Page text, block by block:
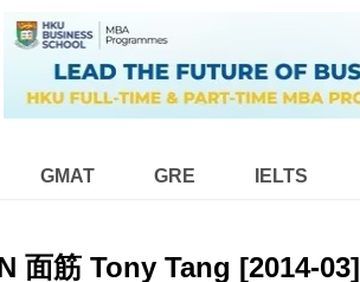
GMAT GRE IELTS
筋 Tony Tang [2014-03]